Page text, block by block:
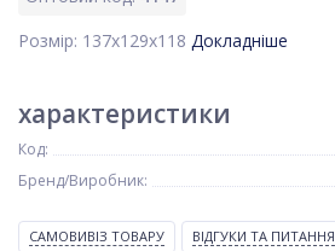
Розмір: 137х129х118 Докладніше
характеристики
Код:
Бренд/Виробник:
САМОВИВІЗ ТОВАРУ ВІДГУКИ ТА ПИТАННЯ